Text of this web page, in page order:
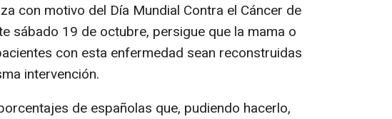
con motivo del Día Mundial Contra el Cáncer de
sábado 19 de octubre, persigue que la mama o
con esta enfermedad sean reconstruidas
intervención.
de españolas que, pudiendo hacerlo,